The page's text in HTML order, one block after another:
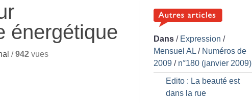
énergétique
/942 vues
Dans / Expression /
Mensuel AL / Numéros de
2009 / n°180 (janvier 2009)
Edito : La beauté est
dans la rue